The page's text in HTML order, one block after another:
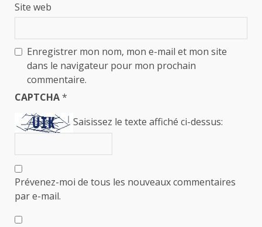
Site web
Enregistrer mon nom, mon e-mail et mon site
dans le navigateur pour mon prochain
commentaire.
CAPTCHA*
Saisissez le texte affiché ci-dessus:
Prévenez-moi de tous les nouveaux commentaires
par e-mail.